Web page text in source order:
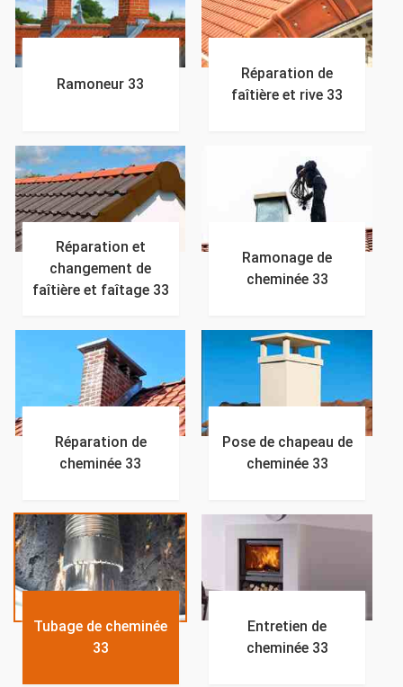
Ramoneur 33
Réparation de
faîtière et rive 33
Réparation et
changement de
faîtière et faîtage 33
Ramonage de
cheminée 33
Réparation de
cheminée 33
Pose de chapeau de
cheminée 33
Tubage de cheminée
33
Entretien de
cheminée 33